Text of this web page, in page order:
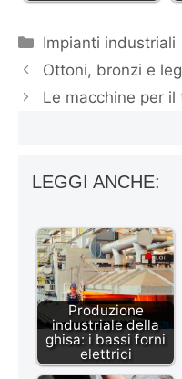
Categorie
Impianti industriali
Ottoni, bronzi e
Le macchine per
LEGGI ANCHE:
Produzione
industriale della
ghisa: i bassi forni
elettrici